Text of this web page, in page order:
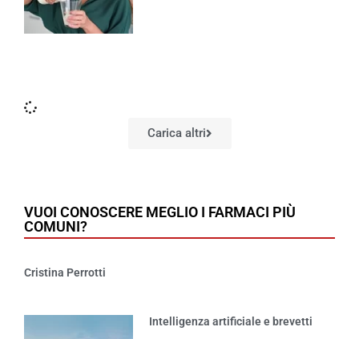
Carica altri
VUOI CONOSCERE MEGLIO I FARMACI PIÙ
COMUNI?
Cristina Perrotti
Intelligenza artificiale e brevetti